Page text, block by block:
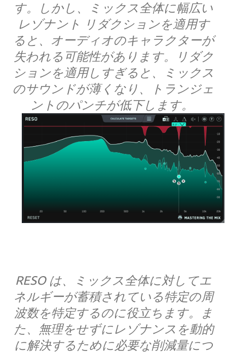
す。しかし、ミックス全体に幅広い
レゾナント リダクションを適用す
ると、オーディオのキャラクターが
失われる可能性があります。リダク
ションを適用しすぎると、ミックス
のサウンドが薄くなり、トランジェ
ントのパンチが低下します。
RESO は、ミックス全体に対してエ
ネルギーが蓄積されている特定の周
波数を特定するのに役立ちます。ま
た、無理をせずにレゾナンスを動的
に解決するために必要な削減量につ